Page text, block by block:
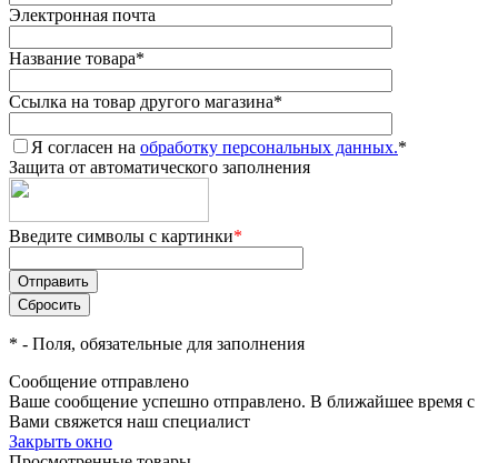
Электронная почта
Название товара*
Ссылка на товар другого магазина*
Я согласен на обработку персональных данных.*
Защита от автоматического заполнения
Введите символы с картинки*
* - Поля, обязательные для заполнения
Сообщение отправлено
Ваше сообщение успешно отправлено. В ближайшее время с
Вами свяжется наш специалист
Закрыть окно